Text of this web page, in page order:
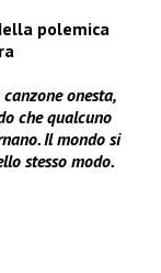
polemica
canzone onesta,
che qualcuno
Il mondo si
stesso modo.